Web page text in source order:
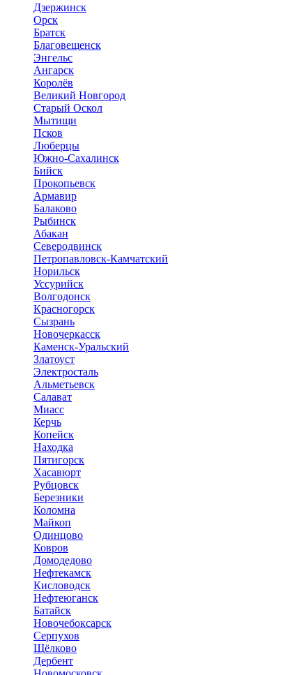
Дзержинск
Орск
Братск
Благовещенск
Энгельс
Ангарск
Королёв
Великий Новгород
Старый Оскол
Мытищи
Псков
Люберцы
Южно-Сахалинск
Бийск
Прокопьевск
Армавир
Балаково
Рыбинск
Абакан
Северодвинск
Петропавловск-Камчатский
Норильск
Уссурийск
Волгодонск
Красногорск
Сызрань
Новочеркасск
Каменск-Уральский
Златоуст
Электросталь
Альметьевск
Салават
Миасс
Керчь
Копейск
Находка
Пятигорск
Хасавюрт
Рубцовск
Березники
Коломна
Майкоп
Одинцово
Ковров
Домодедово
Нефтекамск
Кисловодск
Нефтеюганск
Батайск
Новочебоксарск
Серпухов
Щёлково
Дербент